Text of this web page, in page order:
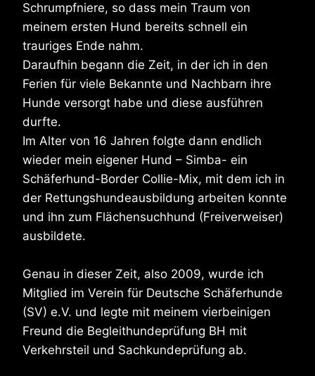
Schrumpfniere, so dass mein Traum von
meinem ersten Hund bereits schnell ein
trauriges Ende nahm.
Daraufhin begann die Zeit, in der ich in den
Ferien für viele Bekannte und Nachbarn ihre
Hunde versorgt habe und diese ausführen
durfte.
Im Alter von 16 Jahren folgte dann endlich
wieder mein eigener Hund – Simba- ein
Schäferhund-Border Collie-Mix, mit dem ich in
der Rettungshundeausbildung arbeiten konnte
und ihn zum Flächensuchhund (Freiverweiser)
ausbildete.
Genau in dieser Zeit, also 2009, wurde ich
Mitglied im Verein für Deutsche Schäferhunde
(SV) e.V. und legte mit meinem vierbeinigen
Freund die Begleithundeprüfung BH mit
Verkehrsteil und Sachkundeprüfung ab.